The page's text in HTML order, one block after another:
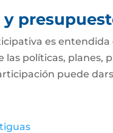
y
es
las políticas, planes,
puede